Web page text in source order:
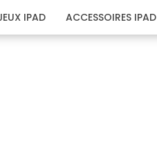
IPAD ACCESSOIRES IPAD